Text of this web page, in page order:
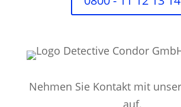
Nehmen Sie Kontakt mit
auf.